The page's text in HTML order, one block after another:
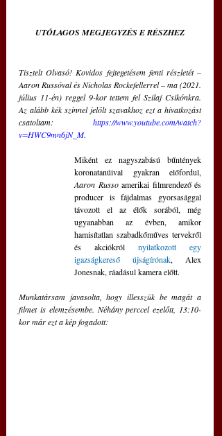
UTÓLAGOS MEGJEGYZÉS E RÉSZHEZ
Tisztelt Olvasó! Kovidos fejtegetésem fenti részletét –
Aaron Russóval és Nicholas Rockefellerrel – ma (2021.
július 11-én) reggel 9-kor tettem fel Szilaj Csikónkra.
Az alább kék színnel jelölt szavakhoz ezt a hivatkozást
csatoltam: https://www.youtube.com/watch?
v=HWC9mn6jN_ M.
Miként ez nagyszabású bűntények
Aaron Russo amerikai filmrendező és
producer is fájdalmas gyorsasággal
távozott el az élők sorából, még
ugyanabban az évben, amikor
hamisítatlan szabadkőműves tervekről
és akciókról nyilatkozott egy
igazságkereső újságírónak, Alex
Jonesnak, ráadásul kamera előtt.
Munkatársam javasolta, hogy illesszük be magát a
filmet is elemzésembe. Néhány perccel ezelőtt, 13:10-
kor már ezt a kép fogadott: